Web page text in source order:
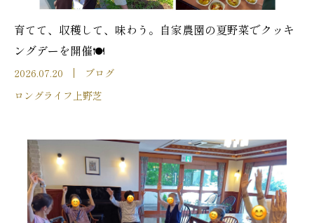
育てて、収穫して、味わう。自家農園の夏野菜でクッキ
ングデーを開催🍽️
2026.07.20
ブログ
ロングライフ上野芝